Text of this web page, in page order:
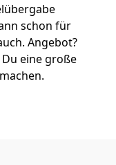
schon für
Angebot?
eine große